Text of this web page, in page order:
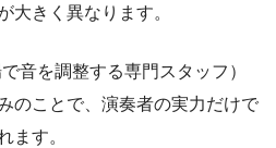
大きく異なります。
音を調整する専門スタッフ）
のことで、演奏者の実力だけで
ます。